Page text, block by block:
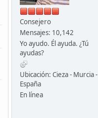
Consejero
Mensajes: 10,142
Yo ayudo. Él ayuda. ¿Tú
ayudas?
Ubicación: Cieza - Murcia -
España
En línea